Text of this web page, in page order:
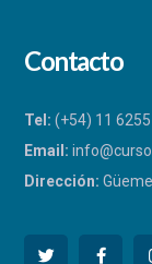
Contacto
Tel: (+54) 11
Email:
Dirección: